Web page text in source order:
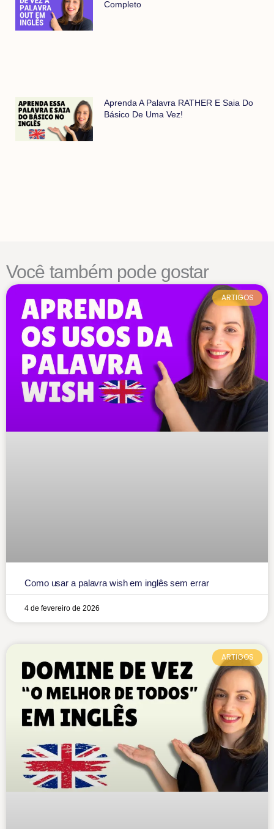
Completo
Aprenda A Palavra RATHER E Saia Do
Básico De Uma Vez!
Você também pode gostar
ARTIGOS
Como usar a palavra wish em inglês sem errar
4 de fevereiro de 2026
ARTIGOS